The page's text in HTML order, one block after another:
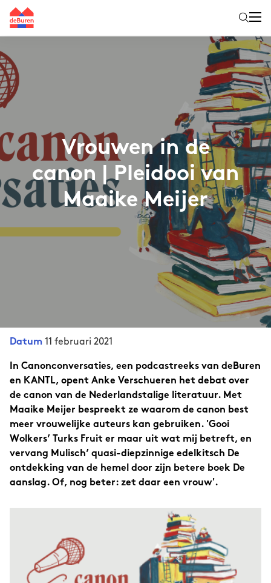
Vrouwen in de
canon | Pleidooi van
Maaike Meijer
Datum 11 februari 2021
In Canonconversaties, een podcastreeks van deBuren
en KANTL, opent Anke Verschueren het debat over
de canon van de Nederlandstalige literatuur. Met
Maaike Meijer bespreekt ze waarom de canon best
meer vrouwelijke auteurs kan gebruiken. 'Gooi
Wolkers’ Turks Fruit er maar uit wat mij betreft, en
vervang Mulisch’ quasi-diepzinnige edelkitsch De
ontdekking van de hemel door zijn betere boek De
aanslag. Of, nog beter: zet daar een vrouw'.